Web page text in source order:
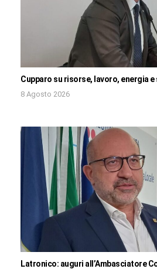
Cupparo su risorse, lavoro, energia e
8 Agosto 2026
Latronico: auguri all’Ambasciatore